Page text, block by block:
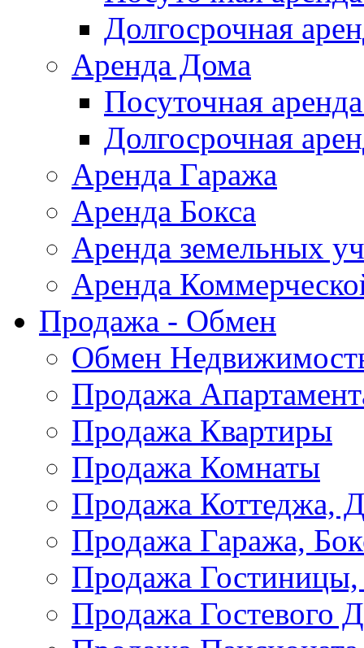
Долгосрочная
Аренда Дома
Посуточная
Долгосрочная
Аренда Гаража
Аренда Бокса
Аренда земельных
Аренда
Продажа - Обмен
Обмен
Продажа
Продажа Квартиры
Продажа Комнаты
Продажа Коттеджа,
Продажа Гаража,
Продажа
Продажа Гостевого